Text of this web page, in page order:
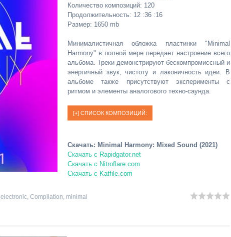
Количество композиций: 120
Продолжительность: 12 :36 :16
Размер: 1650 mb
Минималистичная обложка пластинки "Minimal
Harmony" в полной мере передает настроение всего
альбома. Треки демонстрируют бескомпромиссный и
энергичный звук, чистоту и лаконичность идеи. В
альбоме также присутствуют эксперименты с
ритмом и элементы аналогового техно-саунда.
Скачать: Minimal Harmony: Mixed Sound (2021)
Скачать с Rapidgator.net
Скачать с Nitroflare.com
Скачать с Katfile.com
electronic, Compilation, minimal